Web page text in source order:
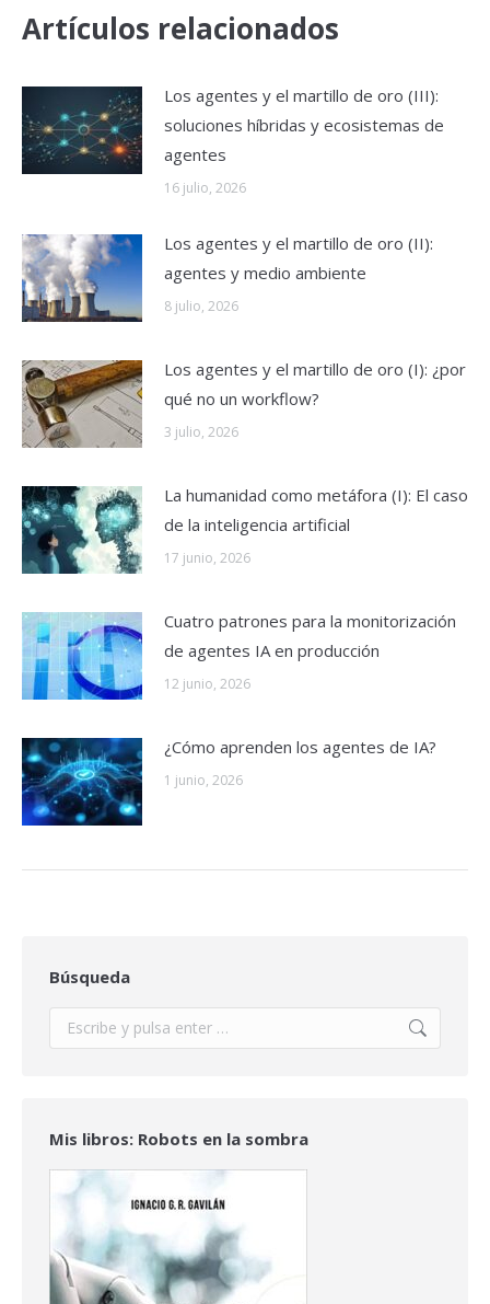
Artículos relacionados
Los agentes y el martillo de oro (III):
soluciones híbridas y ecosistemas de
agentes
16 julio, 2026
Los agentes y el martillo de oro (II):
agentes y medio ambiente
8 julio, 2026
Los agentes y el martillo de oro (I): ¿por
qué no un workflow?
3 julio, 2026
La humanidad como metáfora (I): El caso
de la inteligencia artificial
17 junio, 2026
Cuatro patrones para la monitorización
de agentes IA en producción
12 junio, 2026
¿Cómo aprenden los agentes de IA?
1 junio, 2026
Búsqueda
Buscar:
Mis libros: Robots en la sombra